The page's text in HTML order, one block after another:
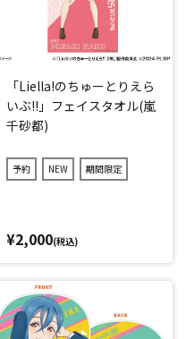
「Liella!のちゅーとりえら
いぶ!!」フェイスタオル(嵐
千砂都)
予約 NEW 期間限定
¥2,000(税込)